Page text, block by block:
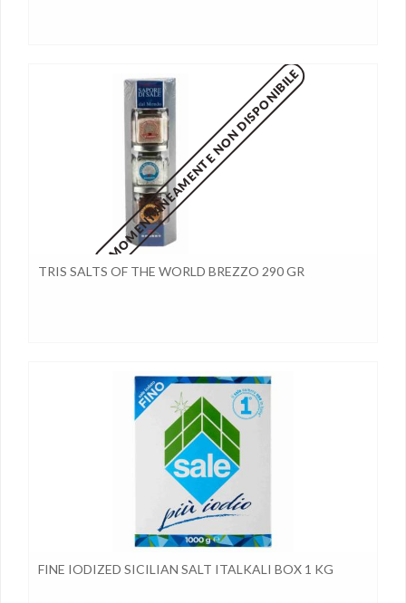
MOMENTANEAMENTE NON DISPONIBILE
TRIS SALTS OF THE WORLD BREZZO 290 GR
FINE IODIZED SICILIAN SALT ITALKALI BOX 1 KG